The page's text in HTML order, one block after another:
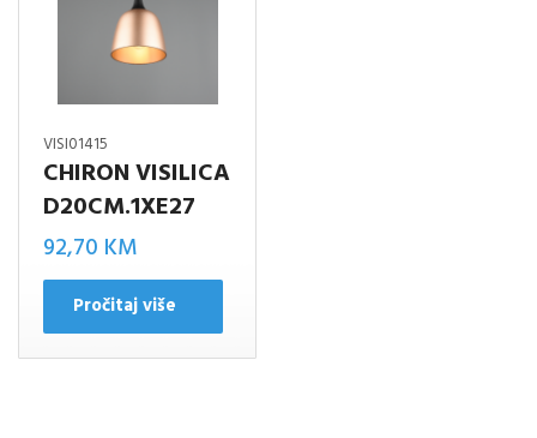
VISI01415
CHIRON VISILICA
D20CM.1XE27
92,70 KM
Pročitaj više